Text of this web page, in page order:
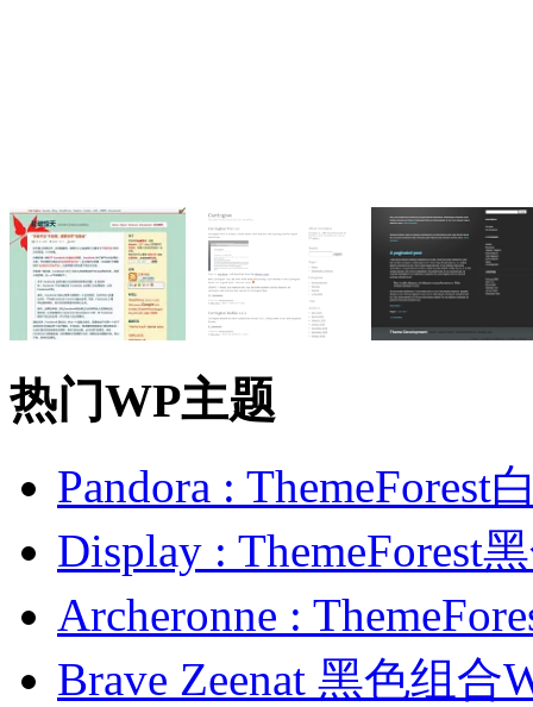
热门WP主题
Pandora : ThemeForest
Display : ThemeForest
Archeronne :
Brave Zeenat 黑色组合